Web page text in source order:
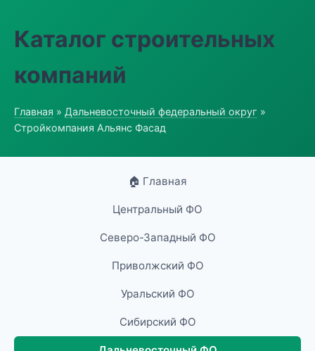
Каталог строительных
компаний
Главная » Дальневосточный федеральный округ »
Стройкомпания Альянс Фасад
🏠 Главная
Центральный ФО
Северо-Западный ФО
Приволжский ФО
Уральский ФО
Сибирский ФО